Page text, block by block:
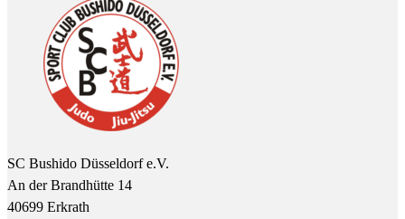
SC Bushido Düsseldorf e.V.
An der Brandhütte 14
40699 Erkrath